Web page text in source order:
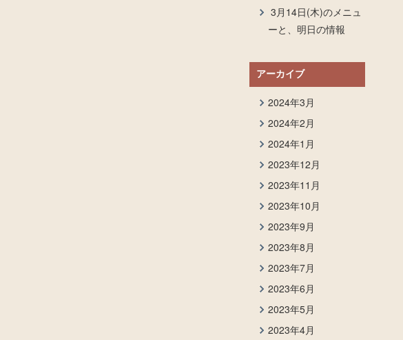
3月14日(木)のメニュ
ーと、明日の情報
アーカイブ
2024年3月
2024年2月
2024年1月
2023年12月
2023年11月
2023年10月
2023年9月
2023年8月
2023年7月
2023年6月
2023年5月
2023年4月